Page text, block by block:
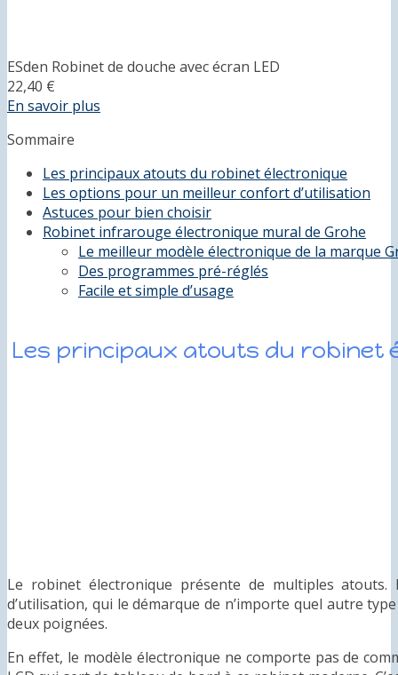
ESden Robinet de douche avec écran LED
22,40 €
En savoir plus
Sommaire
Les principaux atouts du robinet électronique
Les options pour un meilleur confort d’utilisation
Astuces pour bien choisir
Robinet infrarouge électronique mural de Grohe
Le meilleur modèle électronique de la marque
Des programmes pré-réglés
Facile et simple d’usage
Les principaux atouts du robinet
Le robinet électronique présente de multiples
d’utilisation, qui le démarque de n’importe quel autre
deux poignées.
En effet, le modèle électronique ne comporte pas de